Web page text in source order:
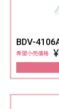
BDV-
希望小売価格